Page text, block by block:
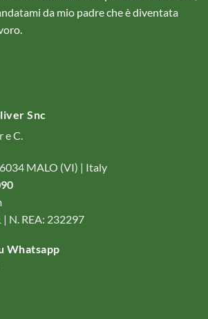
da mio padre che è diventata
Snc
e C.
MALO (VI) | Italy
N. REA: 232297
Whatsapp